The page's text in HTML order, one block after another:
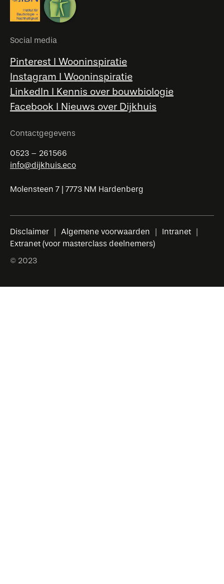
Social media
Pinterest l Wooninspiratie
Instagram l Wooninspiratie
LinkedIn l Kennis over bouwbiologie
Facebook l Nieuws over Dijkhuis
Contactgegevens
0523 – 261566
info@dijkhuis.eco
Molensteen 7 | 7773 NM Hardenberg
Disclaimer Algemene voorwaarden
Intranet
Extranet (voor masterclass deelnemers)
© 2023